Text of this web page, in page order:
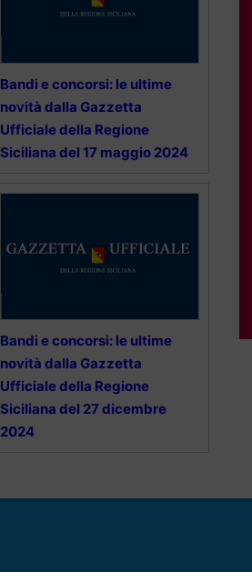
Bandi e concorsi: le ultime
novità dalla Gazzetta
Ufficiale della Regione
Siciliana del 17 maggio 2024
Bandi e concorsi: le ultime
novità dalla Gazzetta
Ufficiale della Regione
Siciliana del 27 dicembre
2024